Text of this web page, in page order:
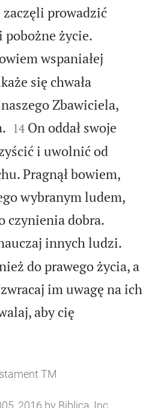
prowadzić
pobożne życie.
wspaniałej
się chwała
Zbawiciela,


14 On oddał swoje
i uwolnić od
Pragnął bowiem,
wybranym ludem,
czynienia dobra.
innych ludzi.
do prawego życia, a
im uwagę na ich
aby cię
TM